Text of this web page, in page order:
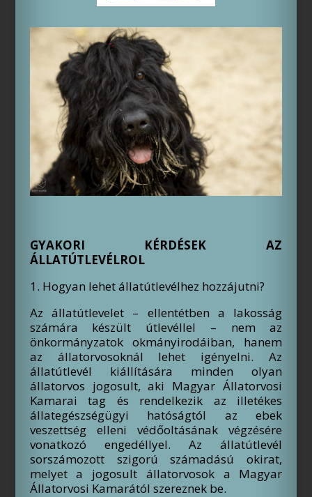
GYAKORI KÉRDÉSEK AZ
ÁLLATÚTLEVÉLROL
1. Hogyan lehet állatútlevélhez hozzájutni?
Az állatútlevelet – ellentétben a lakosság
számára készült útlevéllel – nem az
önkormányzatok okmányirodáiban, hanem
az állatorvosoknál lehet igényelni. Az
állatútlevél kiállítására minden olyan
állatorvos jogosult, aki Magyar Állatorvosi
Kamarai tag és rendelkezik az illetékes
állategészségügyi hatóságtól az ebek
veszettség elleni védőoltásának végzésére
vonatkozó engedéllyel. Az állatútlevél
sorszámozott szigorú számadású okirat,
melyet a jogosult állatorvosok a Magyar
Állatorvosi Kamarától szereznek be.